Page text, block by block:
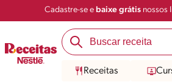
Cadastre-se e baixe grátisnossos
Receitas